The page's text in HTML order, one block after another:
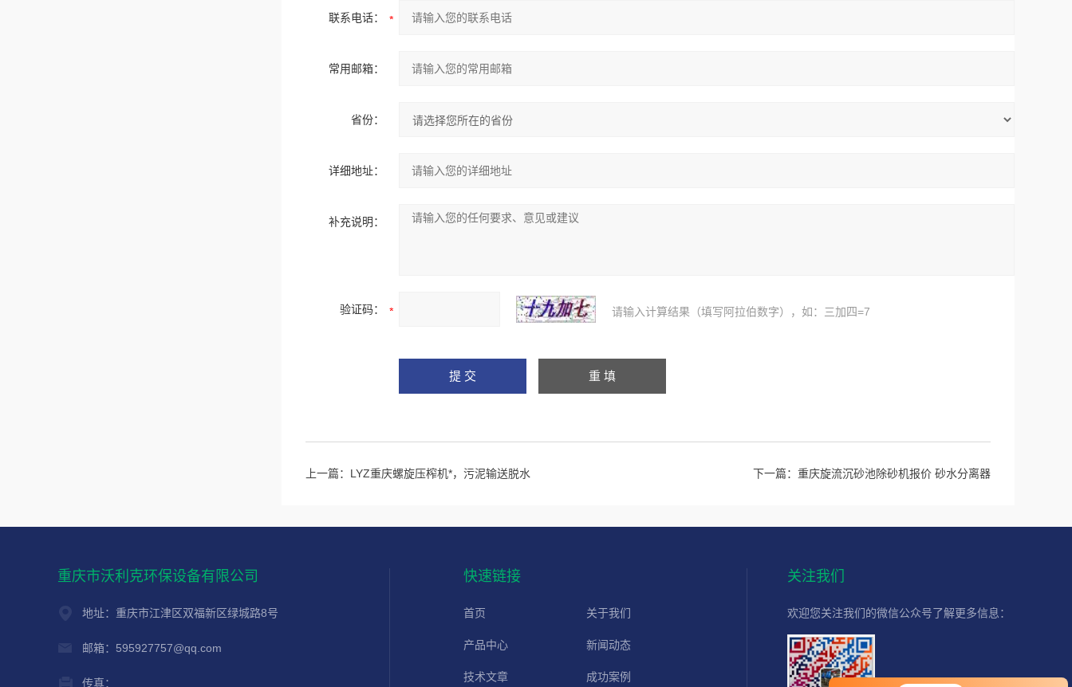
联系电话：
常用邮箱：
省份：
详细地址：
补充说明：
验证码： 请输入计算结果（填写阿拉伯数字），如：三加四=7
上一篇： LYZ重庆螺旋压榨机*，污泥输送脱水 下一篇： 重庆旋流沉砂池除砂机报价 砂水分离器
重庆市沃利克环保设备有限公司
地址：重庆市江津区双福新区绿城路8号
邮箱：595927757@qq.com
传真：
快速链接
首页 关于我们
产品中心 新闻动态
技术文章 成功案例
关注我们
欢迎您关注我们的微信公众号了解更多信息：